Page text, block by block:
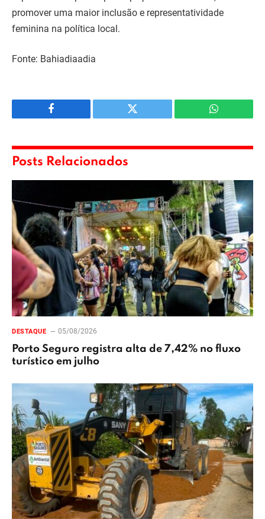
promover uma maior inclusão e representatividade
feminina na política local.
Fonte: Bahiadiaadia
Facebook Twitter WhatsApp
Posts Relacionados
DESTAQUE 05/08/2026
Porto Seguro registra alta de 7,42% no fluxo
turístico em julho